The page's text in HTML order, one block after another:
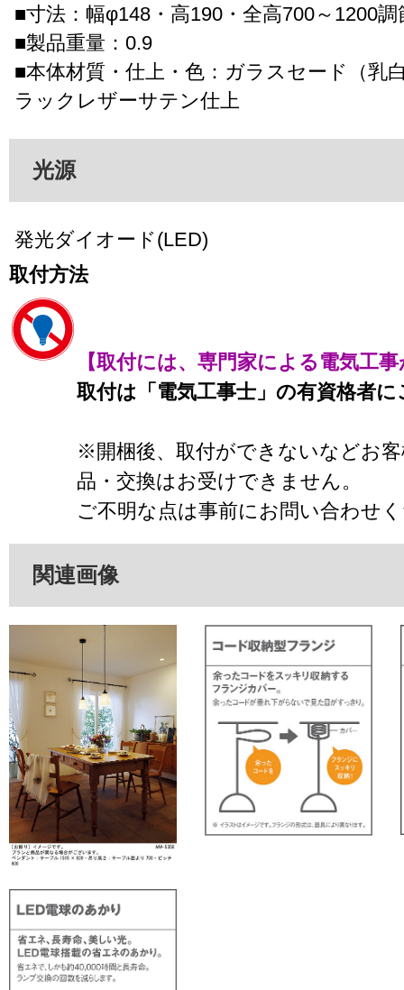
■寸法：幅φ148・高190・全高700～1200調
■製品重量：0.9
■本体材質・仕上・色：ガラスセード（乳
ラックレザーサテン仕上
光源
発光ダイオード(LED)
取付方法
【取付には、専門家による電気工
取付は「電気工事士」の有資格者
※開梱後、取付ができないなどお
品・交換はお受けできません。
ご不明な点は事前にお問い合わせ
関連画像